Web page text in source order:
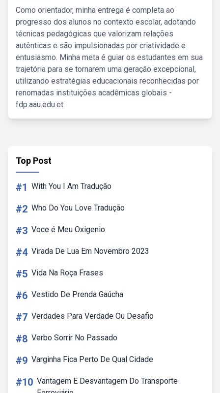
Como orientador, minha entrega é completa ao
progresso dos alunos no contexto escolar, adotando
técnicas pedagógicas que valorizam relações
autênticas e são impulsionadas por criatividade e
entusiasmo. Minha meta é guiar os estudantes em sua
trajetória para se tornarem uma geração excepcional,
utilizando estratégias educacionais reconhecidas por
renomadas instituições acadêmicas globais -
fdp.aau.edu.et.
Top Post
#1 With You I Am Tradução
#2 Who Do You Love Tradução
#3 Voce é Meu Oxigenio
#4 Virada De Lua Em Novembro 2023
#5 Vida Na Roça Frases
#6 Vestido De Prenda Gaúcha
#7 Verdades Para Verdade Ou Desafio
#8 Verbo Sorrir No Passado
#9 Varginha Fica Perto De Qual Cidade
#10 Vantagem E Desvantagem Do Transporte